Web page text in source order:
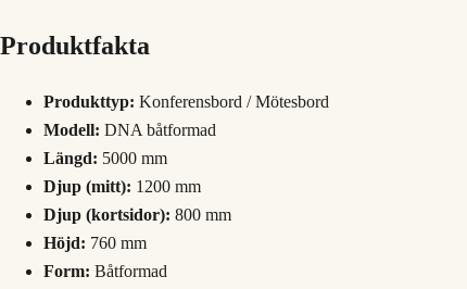
Produktfakta
Produkttyp: Konferensbord / Mötesbord
Modell: DNA båtformad
Längd: 5000 mm
Djup (mitt): 1200 mm
Djup (kortsidor): 800 mm
Höjd: 760 mm
Form: Båtformad